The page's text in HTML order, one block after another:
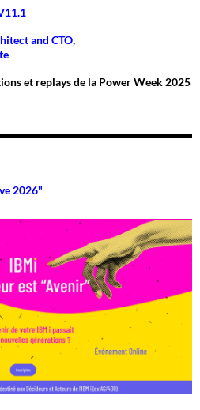
and CTO,
et replays de la Power Week 2025
2026"